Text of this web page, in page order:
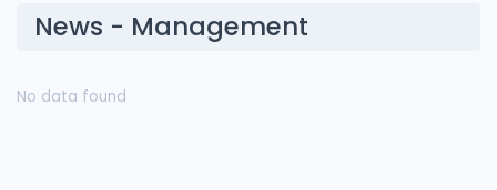
News - Management
No data found